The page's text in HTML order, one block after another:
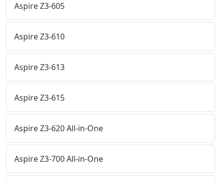
Aspire Z3-605
Aspire Z3-610
Aspire Z3-613
Aspire Z3-615
Aspire Z3-620 All-in-One
Aspire Z3-700 All-in-One